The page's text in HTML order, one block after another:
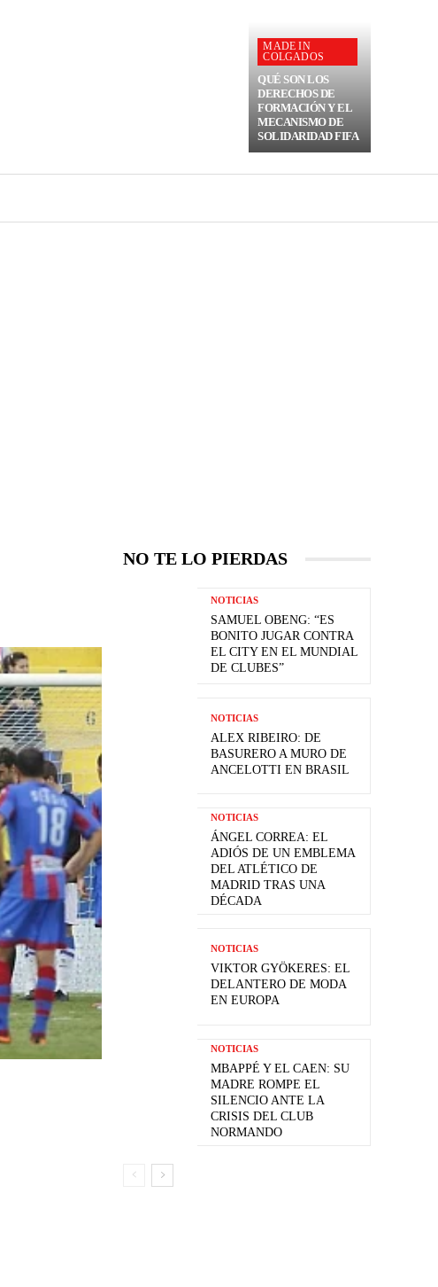
MADE IN
COLGADOS
QUÉ SON LOS
DERECHOS DE
FORMACIÓN Y EL
MECANISMO DE
SOLIDARIDAD FIFA
NO TE LO PIERDAS
NOTICIAS
SAMUEL OBENG: “ES
BONITO JUGAR CONTRA
EL CITY EN EL MUNDIAL
DE CLUBES”
NOTICIAS
ALEX RIBEIRO: DE
BASURERO A MURO DE
ANCELOTTI EN BRASIL
NOTICIAS
ÁNGEL CORREA: EL
ADIÓS DE UN EMBLEMA
DEL ATLÉTICO DE
MADRID TRAS UNA
DÉCADA
NOTICIAS
VIKTOR GYÖKERES: EL
DELANTERO DE MODA
EN EUROPA
NOTICIAS
MBAPPÉ Y EL CAEN: SU
MADRE ROMPE EL
SILENCIO ANTE LA
CRISIS DEL CLUB
NORMANDO